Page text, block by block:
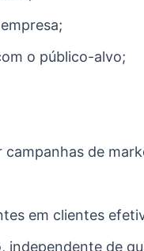
o público-alvo;
campanhas de
em clientes
independente de